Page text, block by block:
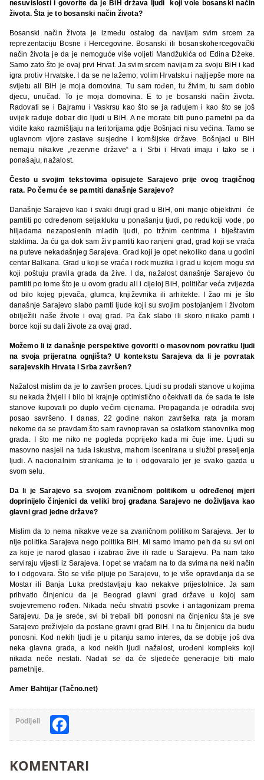
nesuvislosti i govorite da je BiH država ljudi koji vole bosanski način
života. Šta je to bosanski način života?
Bosanski način života je između ostalog da navijam svim srcem za
reprezentaciju Bosne i Hercegovine. Bosanski ili bosanskohercegovački
način života je da je nemoguće više voljeti Mandžukića od Edina Džeke.
Samo zato što je ovaj prvi Hrvat. Ja svim srcem navijam za svoju BiH i kad
igra protiv Hrvatske. I da se ne lažemo, volim Hrvatsku i najljepše more na
svijetu ali BiH je moja domovina. Tu sam rođen, tu živim, tu sam dobio
djecu, unučad. To je moja domovina. E to je bosanski način života.
Radovati se i Bajramu i Vaskrsu kao što se ja radujem i kao što se još
uvijek raduje dobar dio ljudi u BiH. A ne morate biti puno pametni pa da
vidite kako razmišljaju na teritorijama gdje Bošnjaci nisu većina. Tamo se
uglavnom vijore zastave susjedne i komšijske države. Bošnjaci u BiH
nemaju nikakve „rezervne države“ a i Srbi i Hrvati imaju i tako se i
ponašaju, nažalost.
Često u svojim tekstovima opisujete Sarajevo prije ovog tragičnog
rata. Po čemu će se pamtiti današnje Sarajevo?
Današnje Sarajevo kao i svaki drugi grad u BiH, oni manje objektivni će
pamtiti po određenom seljakluku u ponašanju ljudi, po redukciji vode, po
hiljadama nezaposlenih mladih ljudi, po tržnim centrima i blještavim
staklima. Ja ću ga dok sam živ pamtiti kao ranjeni grad, grad koji se vraća
na puteve nekadašnjeg Sarajeva. Grad koji je opet nekoliko dana u godini
centar Balkana. Grad u koji se vraća i rock muzika i grad u kojem mogu svi
koji poštuju pravila grada da žive. I da, nažalost današnje Sarajevo ću
pamtiti po tome što je u ovom gradu ali i cijeloj BiH, političar veća zvijezda
od bilo kojeg pjevača, glumca, književnika ili arhitekte. I žao mi je što
današnje Sarajevo slabo pamti ljude koji su svojim postojanjem i životom
obilježili naše živote i ovaj grad. Pa čak slabo ili skoro nikako pamti i
borce koji su dali živote za ovaj grad.
Možemo li iz današnje perspektive govoriti o masovnom povratku ljudi
na svoja prijeratna ognjišta? U kontekstu Sarajeva da li je povratak
sarajevskih Hrvata i Srba završen?
Nažalost mislim da je to završen proces. Ljudi su prodali stanove u kojima
su nekada živjeli i bilo bi krajnje optimistično očekivati da će sada te iste
stanove kupovati po duplo većim cijenama. Propaganda je odradila svoj
posao savršeno. I danas, 22 godine nakon završetka rata ja moram
nekome da se pravdam što sam ravnopravan sa ostatkom stanovnika mog
grada. I što me niko ne pogleda poprijeko kada mi čuje ime. Ljudi su
masovno nasjeli na tuđa iskustva, mahom iscenirana u službi preseljenja
ljudi. A nacionalnim strankama je to i odgovaralo jer je svako gazda u
svom selu.
Da li je Sarajevo sa svojom zvaničnom politikom u određenoj mjeri
doprinijelo činjenici da veliki broj građana Sarajevo ne doživljava kao
glavni grad jedne države?
Mislim da to nema nikakve veze sa zvaničnom politikom Sarajeva. Jer to
nije politika Sarajeva nego politika BiH. Mi samo imamo peh da su svi oni
za koje je narod glasao i izabrao žive ili rade u Sarajevu. Pa nam tako
serviraju vijesti iz Sarajeva. I opet se vraćam na to da svima na neki način
to i odgovara. Što se više pljuje po Sarajevu, to je više opravdanja da se
Mostar ili Banja Luka predstavljaju kao nekakve prijestolnice. Ja sam
prihvatio činjenicu da je Beograd glavni grad države u kojoj sam
svojevremeno rođen. Nikada neću shvatiti psovke i antagonizam prema
Sarajevu. Da je sreće, svi bi trebali biti ponosni na činjenicu šta je sve
Sarajevo preživjelo da postane gravni grad BiH. I na tu činjenicu da budu
ponosni. Kod nekih ljudi je u pitanju samo interes, da se dobije još dva
neka glavna grada, a kod nekih ljudi nažalost, urođeni kompleks koji
nikada neće nestati. Nadati se da će sljedeće generacije biti malo
pametnije.
Amer Bahtijar (Tačno.net)
Podijeli
KOMENTARI